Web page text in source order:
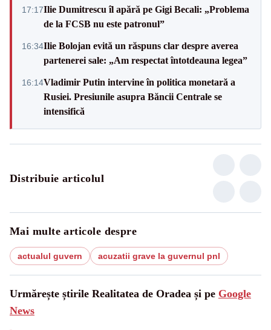
17:17Ilie Dumitrescu îl apără pe Gigi Becali: „Problema
de la FCSB nu este patronul”
16:34Ilie Bolojan evită un răspuns clar despre averea
partenerei sale: „Am respectat întotdeauna legea”
16:14Vladimir Putin intervine în politica monetară a
Rusiei. Presiunile asupra Băncii Centrale se
intensifică
Distribuie articolul
Mai multe articole despre
actualul guvern acuzatii grave la guvernul pnl
Urmărește știrile Realitatea de Oradea și pe Google
News